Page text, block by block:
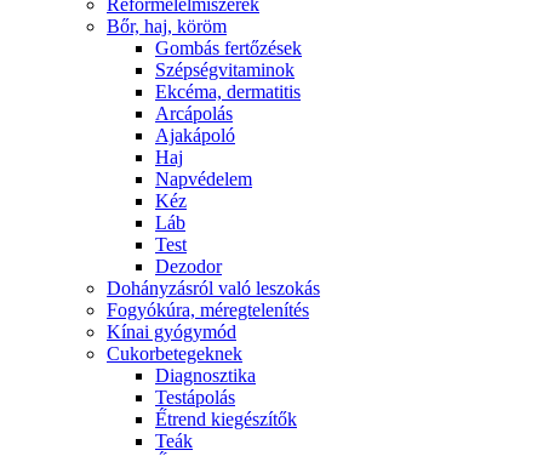
Reformélelmiszerek
Bőr, haj, köröm
Gombás fertőzések
Szépségvitaminok
Ekcéma, dermatitis
Arcápolás
Ajakápoló
Haj
Napvédelem
Kéz
Láb
Test
Dezodor
Dohányzásról való leszokás
Fogyókúra, méregtelenítés
Kínai gyógymód
Cukorbetegeknek
Diagnosztika
Testápolás
É́trend kiegészítők
Teák